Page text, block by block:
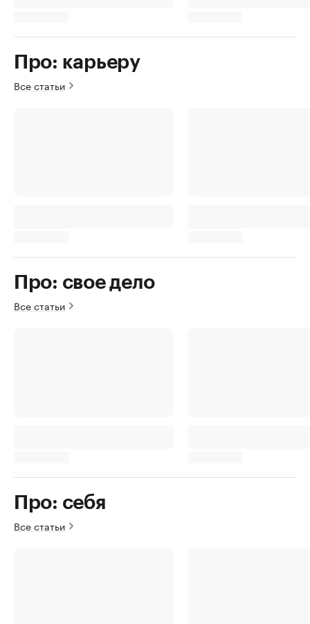
Про: карьеру
Все статьи
Про: свое дело
Все статьи
Про: себя
Все статьи